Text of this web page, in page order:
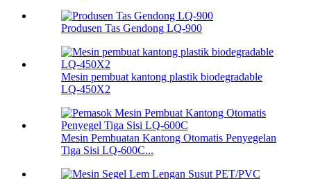
Produsen Tas Gendong LQ-900
Mesin pembuat kantong plastik biodegradable
LQ-450X2
Mesin Pembuatan Kantong Otomatis Penyegelan
Tiga Sisi LQ-600C...